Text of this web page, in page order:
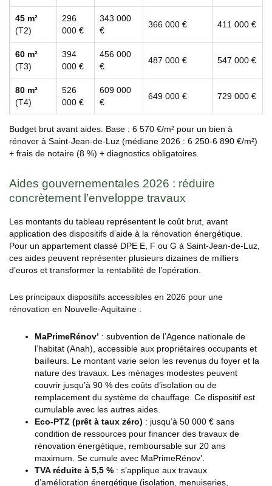
45 m²
(T2)
296
000 €
343 000
€
366 000 € 411 000 €
60 m²
(T3)
394
000 €
456 000
€
487 000 € 547 000 €
80 m²
(T4)
526
000 €
609 000
€
649 000 € 729 000 €
Budget brut avant aides. Base : 6 570 €/m² pour un bien à
rénover à Saint-Jean-de-Luz (médiane 2026 : 6 250-6 890 €/m²)
+ frais de notaire (8 %) + diagnostics obligatoires.
Aides gouvernementales 2026 : réduire
concrètement l’enveloppe travaux
Les montants du tableau représentent le coût brut, avant
application des dispositifs d’aide à la rénovation énergétique.
Pour un appartement classé DPE E, F ou G à Saint-Jean-de-Luz,
ces aides peuvent représenter plusieurs dizaines de milliers
d’euros et transformer la rentabilité de l’opération.
Les principaux dispositifs accessibles en 2026 pour une
rénovation en Nouvelle-Aquitaine :
MaPrimeRénov’ : subvention de l’Agence nationale de
l’habitat (Anah), accessible aux propriétaires occupants et
bailleurs. Le montant varie selon les revenus du foyer et la
nature des travaux. Les ménages modestes peuvent
couvrir jusqu’à 90 % des coûts d’isolation ou de
remplacement du système de chauffage. Ce dispositif est
cumulable avec les autres aides.
Eco-PTZ (prêt à taux zéro) : jusqu’à 50 000 € sans
condition de ressources pour financer des travaux de
rénovation énergétique, remboursable sur 20 ans
maximum. Se cumule avec MaPrimeRénov’.
TVA réduite à 5,5 % : s’applique aux travaux
d’amélioration énergétique (isolation, menuiseries,